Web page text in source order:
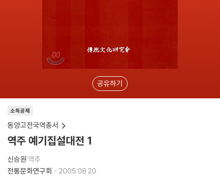
공유하기
소득공제
동양고전국역총서
역주 예기집설대전 1
신승원 역주
전통문화연구회
2005.08.20.